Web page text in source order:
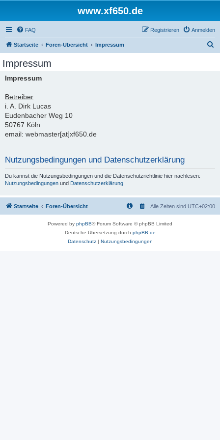
www.xf650.de
FAQ Anmelden
Registrieren
Startseite Foren-Übersicht Impressum
Impressum
Impressum
Betreiber
i. A. Dirk Lucas
Eudenbacher Weg 10
50767 Köln
email: webmaster[at]xf650.de
Nutzungsbedingungen und Datenschutzerklärung
Du kannst die Nutzungsbedingungen und die Datenschutzrichtlinie hier nachlesen:
Nutzungsbedingungen und Datenschutzerklärung
Startseite Foren-Übersicht Alle Zeiten sind UTC+02:00
Powered by phpBB® Forum Software © phpBB Limited
Deutsche Übersetzung durch phpBB.de
Datenschutz| Nutzungsbedingungen